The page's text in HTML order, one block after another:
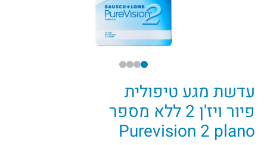
עדשת מגע טיפולית
פיור ויז'ן 2 ללא מספר
Purevision 2 plano